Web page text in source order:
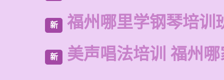
新 福州哪里学钢琴培训
新 美声唱法培训 福州